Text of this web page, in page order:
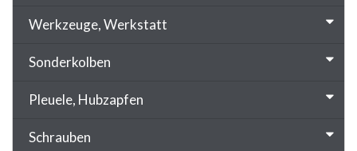
Werkzeuge, Werkstatt
Sonderkolben
Pleuele, Hubzapfen
Schrauben